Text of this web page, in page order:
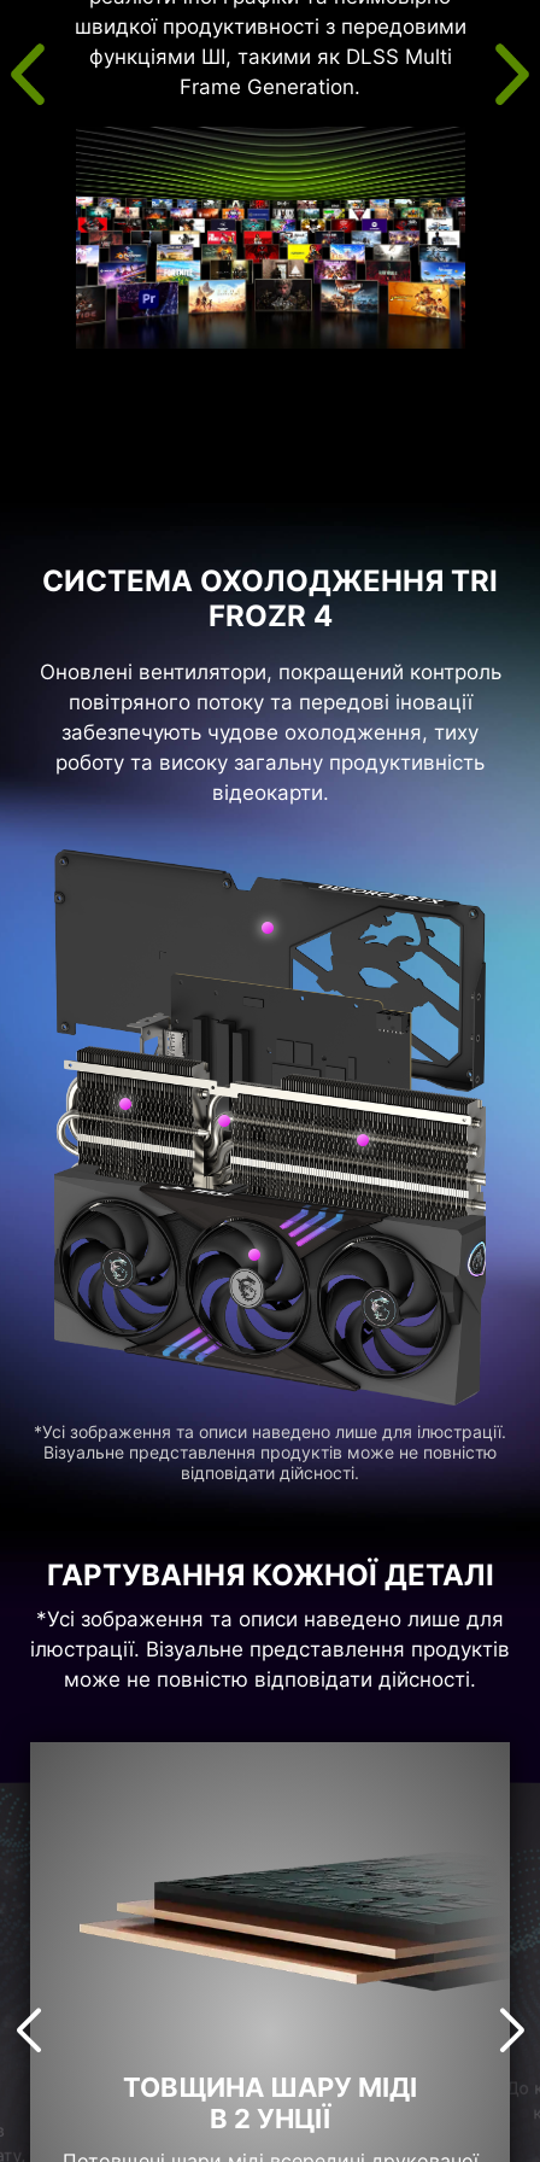
швидкої продуктивності з передовими
функціями ШІ, такими як DLSS Multi
Frame Generation.
СИСТЕМА ОХОЛОДЖЕННЯ TRI
FROZR 4
Оновлені вентилятори, покращений контроль
повітряного потоку та передові іновації
забезпечують чудове охолодження, тиху
роботу та високу загальну продуктивність
відеокарти.
*Усі зображення та описи наведено лише для ілюстрації.
Візуальне представлення продуктів може не повністю
відповідати дійсності.
ГАРТУВАННЯ КОЖНОЇ ДЕТАЛІ
*Усі зображення та описи наведено лише для
ілюстрації. Візуальне представлення продуктів
може не повністю відповідати дійсності.
ТОВЩИНА ШАРУ МІДІ
В 2 УНЦІЇ
До